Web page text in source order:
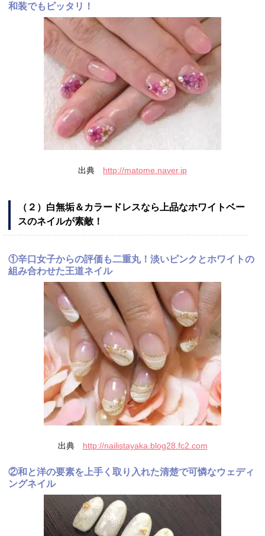
和装でもピッタリ！
出典 http://matome.naver.jp
（２）白無垢＆カラードレスなら上品なホワイトベー
スのネイルが素敵！
①辛口女子からの評価も二重丸！淡いピンクとホワイトの
組み合わせた王道ネイル
出典 http://nailistayaka.blog28.fc2.com
②和と洋の要素を上手く取り入れた清楚で可憐なウェディ
ングネイル